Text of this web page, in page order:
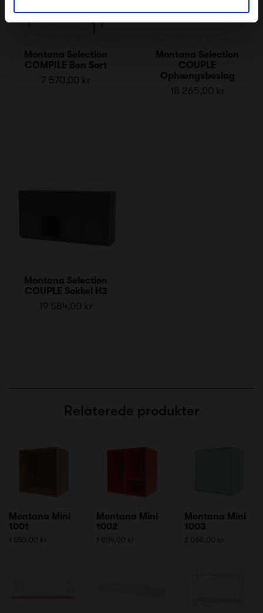
Montana Selection
COMPILE Ben Sort
7 570,00 kr
Montana Selection
COUPLE
Ophængsbeslag
18 265,00 kr
Montana Selection
COUPLE Sokkel H3
19 584,00 kr
Relaterede produkter
Montana Mini
1001
1 550,00 kr
Montana Mini
1002
1 809,00 kr
Montana Mini
1003
2 068,00 kr